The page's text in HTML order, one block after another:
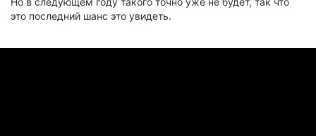
это последний шанс это увидеть.